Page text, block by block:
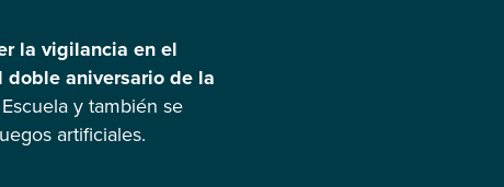
la vigilancia en el
doble aniversario de la
y también se
artificiales.